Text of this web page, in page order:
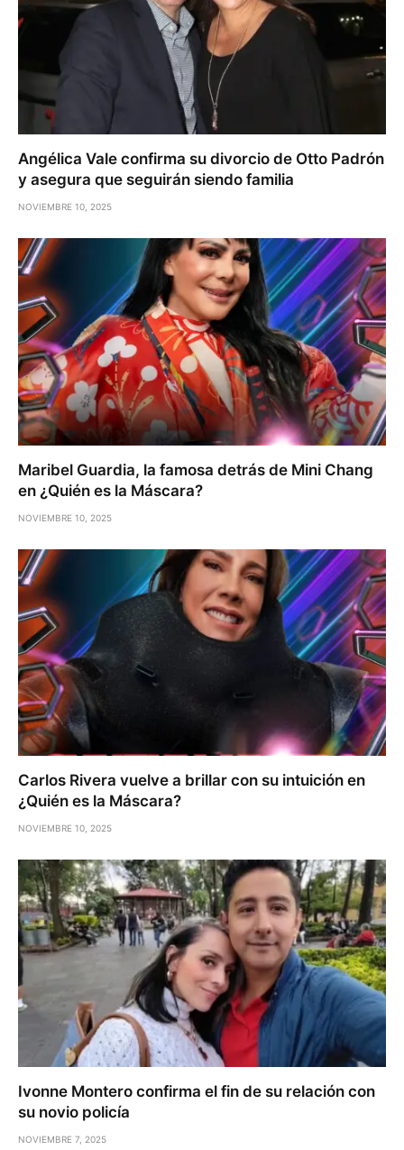
Angélica Vale confirma su divorcio de Otto Padrón
y asegura que seguirán siendo familia
NOVIEMBRE 10, 2025
Maribel Guardia, la famosa detrás de Mini Chang
en ¿Quién es la Máscara?
NOVIEMBRE 10, 2025
Carlos Rivera vuelve a brillar con su intuición en
¿Quién es la Máscara?
NOVIEMBRE 10, 2025
Ivonne Montero confirma el fin de su relación con
su novio policía
NOVIEMBRE 7, 2025